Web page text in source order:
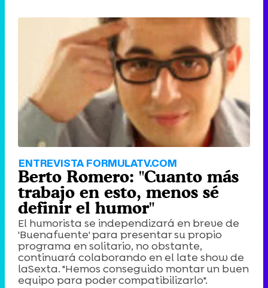
ENTREVISTA FORMULATV.COM
Berto Romero: "Cuanto más
trabajo en esto, menos sé
definir el humor"
El humorista se independizará en breve de
'Buenafuente' para presentar su propio
programa en solitario, no obstante,
continuará colaborando en el late show de
laSexta. "Hemos conseguido montar un buen
equipo para poder compatibilizarlo".